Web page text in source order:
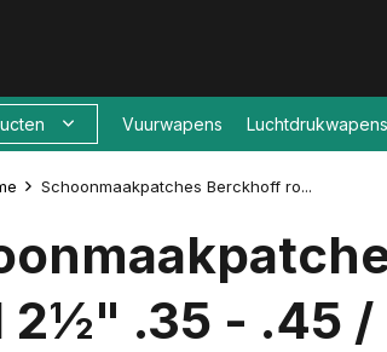
Vuurwapens Luchtdrukwapens
Schoonmaakpatches Berckhoff ro...
2½" .35 - .45 /